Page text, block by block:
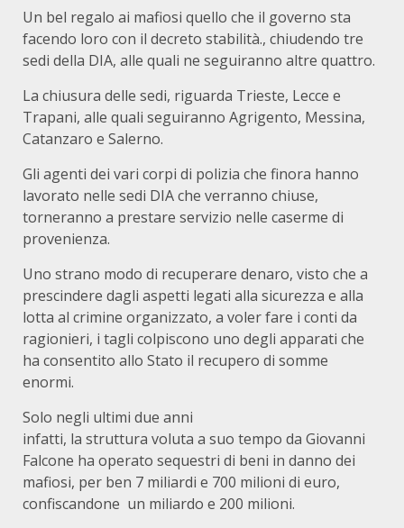
Un bel regalo ai mafiosi quello che il governo sta
facendo loro con il decreto stabilità., chiudendo tre
sedi della DIA, alle quali ne seguiranno altre quattro.
La chiusura delle sedi, riguarda Trieste, Lecce e
Trapani, alle quali seguiranno Agrigento, Messina,
Catanzaro e Salerno.
Gli agenti dei vari corpi di polizia che finora hanno
lavorato nelle sedi DIA che verranno chiuse,
torneranno a prestare servizio nelle caserme di
provenienza.
Uno strano modo di recuperare denaro, visto che a
prescindere dagli aspetti legati alla sicurezza e alla
lotta al crimine organizzato, a voler fare i conti da
ragionieri, i tagli colpiscono uno degli apparati che
ha consentito allo Stato il recupero di somme
enormi.
Solo negli ultimi due anni
infatti, la struttura voluta a suo tempo da Giovanni
Falcone ha operato sequestri di beni in danno dei
mafiosi, per ben 7 miliardi e 700 milioni di euro,
confiscandone un miliardo e 200 milioni.